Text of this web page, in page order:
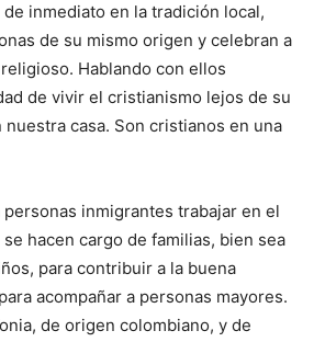
inmediato en la tradición local,
de su mismo origen y celebran a
Hablando con ellos
de vivir el cristianismo lejos de su
casa. Son cristianos en una
personas inmigrantes trabajar en el
hacen cargo de familias, bien sea
para contribuir a la buena
acompañar a personas mayores.
de origen colombiano, y de